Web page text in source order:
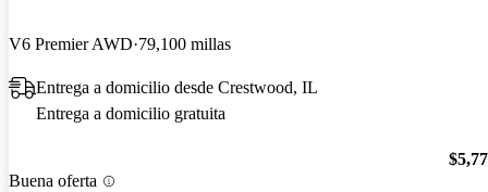
V6 Premier AWD 79,100 millas
Entrega a domicilio desde Crestwood, IL
Entrega a domicilio gratuita
Buena oferta